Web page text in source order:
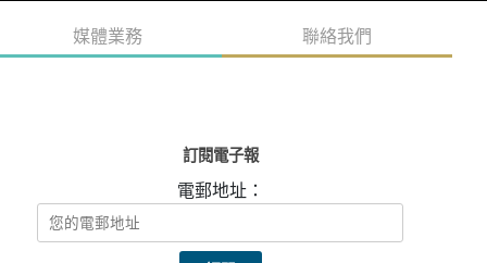
媒體業務 聯絡我們
訂閱電子報
電郵地址：